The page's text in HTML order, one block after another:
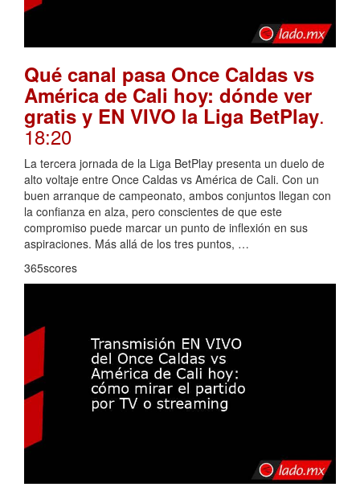
Qué canal pasa Once Caldas vs
América de Cali hoy: dónde ver
gratis y EN VIVO la Liga BetPlay.
18:20
La tercera jornada de la Liga BetPlay presenta un duelo de
alto voltaje entre Once Caldas vs América de Cali. Con un
buen arranque de campeonato, ambos conjuntos llegan con
la confianza en alza, pero conscientes de que este
compromiso puede marcar un punto de inflexión en sus
aspiraciones. Más allá de los tres puntos, …
365scores